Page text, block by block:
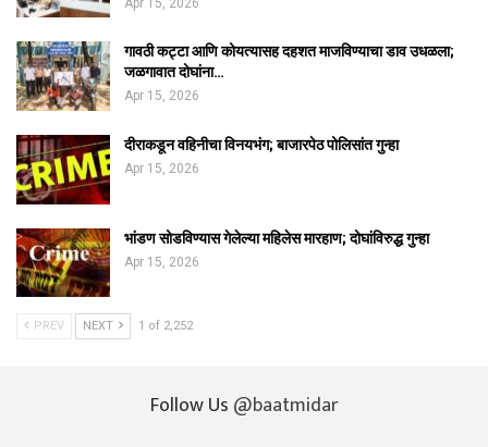
Apr 15, 2026
गावठी कट्टा आणि कोयत्यासह दहशत माजविण्याचा डाव उधळला;
जळगावात दोघांना…
Apr 15, 2026
दीराकडून वहिनीचा विनयभंग; बाजारपेठ पोलिसांत गुन्हा
Apr 15, 2026
भांडण सोडविण्यास गेलेल्या महिलेस मारहाण; दोघांविरुद्ध गुन्हा
Apr 15, 2026
PREV NEXT 1 of 2,252
Follow Us @baatmidar